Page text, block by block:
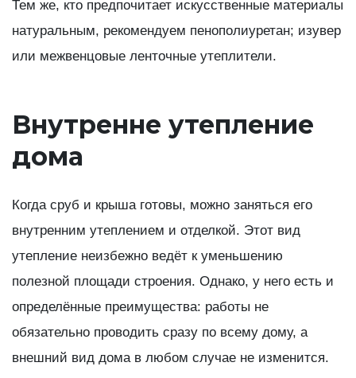
Тем же, кто предпочитает искусственные материалы
натуральным, рекомендуем пенополиуретан; изувер
или межвенцовые ленточные утеплители.
Внутренне утепление
дома
Когда сруб и крыша готовы, можно заняться его
внутренним утеплением и отделкой. Этот вид
утепление неизбежно ведёт к уменьшению
полезной площади строения. Однако, у него есть и
определённые преимущества: работы не
обязательно проводить сразу по всему дому, а
внешний вид дома в любом случае не изменится.